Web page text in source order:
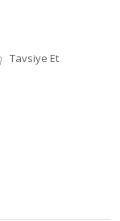
Tavsiye Et